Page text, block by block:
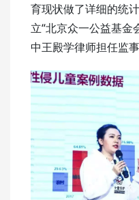
育现状做了详细的统
立“北京众一公益基金
中王殿学律师担任监事